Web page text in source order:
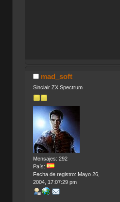
mad_soft
Sinclair ZX Spectrum
Mensajes: 292
País:
Fecha de registro: Mayo 26,
2004, 17:07:29 pm